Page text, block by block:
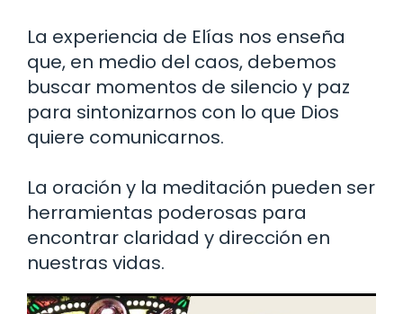
La experiencia de Elías nos enseña
que, en medio del caos, debemos
buscar momentos de silencio y paz
para sintonizarnos con lo que Dios
quiere comunicarnos.
La oración y la meditación pueden ser
herramientas poderosas para
encontrar claridad y dirección en
nuestras vidas.